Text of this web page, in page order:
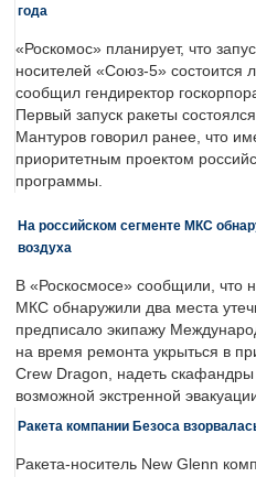
года
«Роскомос» планирует, что
носителей «Союз-5» состоится
сообщил гендиректор
Первый запуск ракеты
Мантуров говорил ранее, что
приоритетным проектом
программы.
На российском сегменте МКС
воздуха
В «Роскосмосе» сообщили, что
МКС обнаружили два места
предписало экипажу
на время ремонта укрыться в
Crew Dragon, надеть
возможной экстренной
Ракета компании Безоса
Ракета-носитель New Glenn